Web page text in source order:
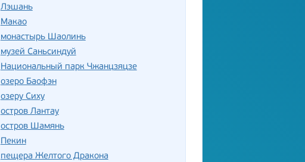
Лэшань
Макао
монастырь Шаолинь
музей Саньсиндуй
Национальный парк Чжанцзяцзе
озеро Баофэн
озеру Сиху
остров Лантау
остров Шамянь
Пекин
пещера Желтого Дракона